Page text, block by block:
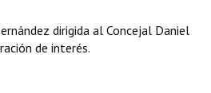
dirigida al Concejal Daniel
de interés.